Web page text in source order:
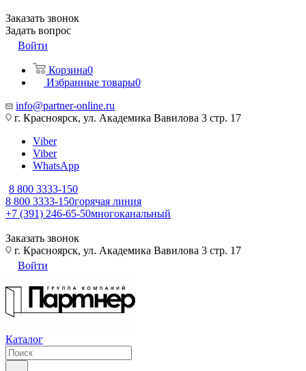
Заказать звонок
Задать вопрос
Войти
Корзина0
Избранные товары0
info@partner-online.ru
г. Красноярск, ул. Академика Вавилова 3 стр. 17
Viber
Viber
WhatsApp
8 800 3333-150
8 800 3333-150горячая линия
+7 (391) 246-65-50многоканальный
Заказать звонок
г. Красноярск, ул. Академика Вавилова 3 стр. 17
Войти
Каталог